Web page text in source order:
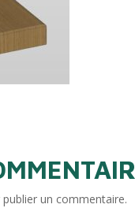
un commentaire.